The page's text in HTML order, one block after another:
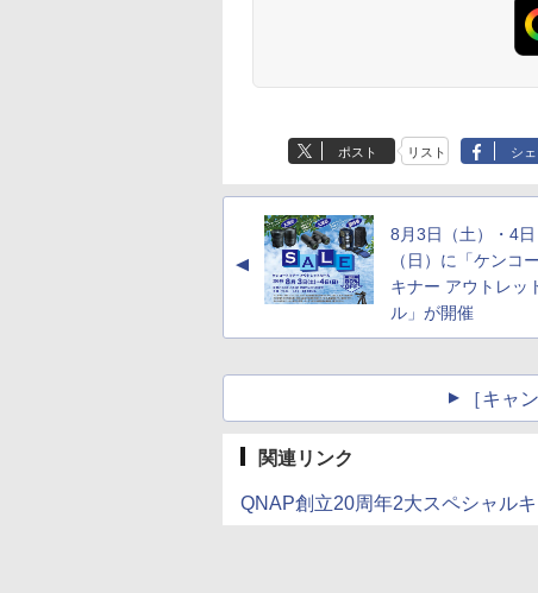
ポスト リスト シ
▲
8月3日（土）・4日
（日）に「ケンコ
キナー アウトレッ
ル」が開催
［キャ
関連リンク
QNAP創立20周年2大スペシャル